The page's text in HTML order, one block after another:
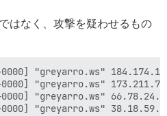
はなく、攻撃を疑わせるもの
"greyarro.ws"
"greyarro.ws"
"greyarro.ws"
"greyarro.ws"